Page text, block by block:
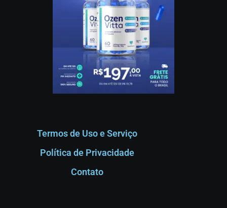
Termos de Uso e Serviço
Política de Privacidade
Contato